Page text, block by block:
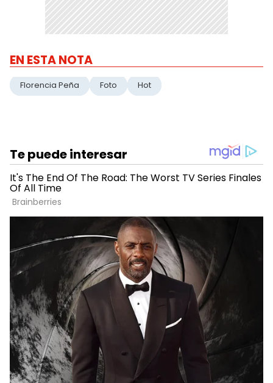
EN ESTA NOTA
Florencia Peña Foto Hot